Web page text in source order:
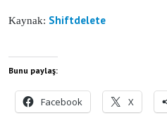
Kaynak: Shiftdelete
Bunu paylaş:
Facebook X